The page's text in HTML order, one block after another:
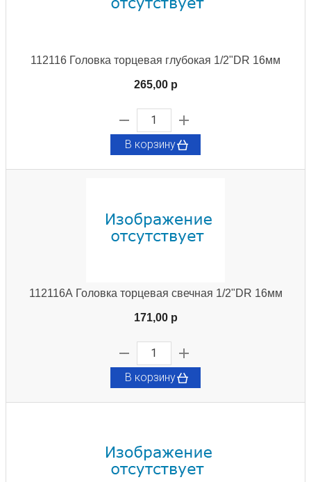
112116 Головка торцевая глубокая 1/2"DR 16мм
265,00 p
В корзину
112116А Головка торцевая свечная 1/2"DR 16мм
171,00 p
В корзину